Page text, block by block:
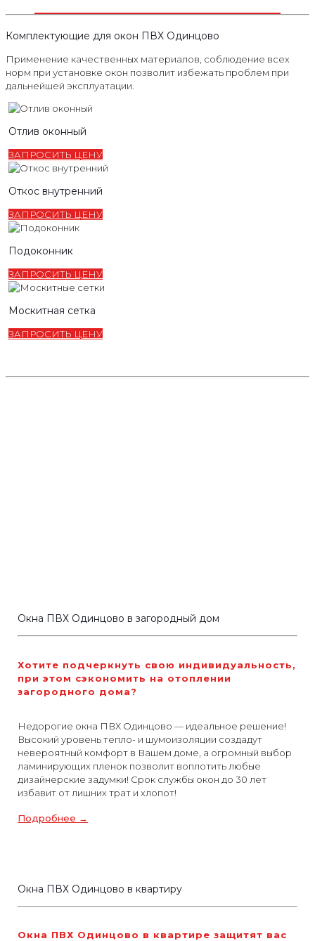
Комплектующие для окон ПВХ Одинцово
Применение качественных материалов, соблюдение всех
норм при установке окон позволит избежать проблем при
дальнейшей эксплуатации.
Отлив оконный
ЗАПРОСИТЬ ЦЕНУ
Откос внутренний
ЗАПРОСИТЬ ЦЕНУ
Подоконник
ЗАПРОСИТЬ ЦЕНУ
Москитная сетка
ЗАПРОСИТЬ ЦЕНУ
Окна ПВХ Одинцово в загородный дом
Хотите подчеркнуть свою индивидуальность,
при этом сэкономить на отоплении
загородного дома?
Недорогие окна ПВХ Одинцово — идеальное решение!
Высокий уровень тепло- и шумоизоляции создадут
невероятный комфорт в Вашем доме, а огромный выбор
ламинирующих пленок позволит воплотить любые
дизайнерские задумки! Срок службы окон до 30 лет
избавит от лишних трат и хлопот!
Подробнее →
Окна ПВХ Одинцово в квартиру
Окна ПВХ Одинцово в квартире защитят вас